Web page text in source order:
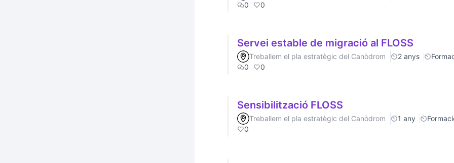
0
0
Servei estable de migració al FLOSS
Treballem el pla estratègic del Canòdrom 2 anys
0
0
Sensibilització FLOSS
Treballem el pla estratègic del Canòdrom 1 any
0